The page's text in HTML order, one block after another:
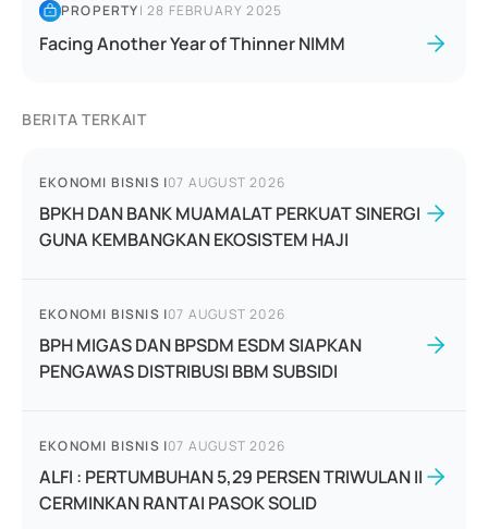
PROPERTY|28 FEBRUARY 2025
Facing Another Year of Thinner NIMM
BERITA TERKAIT
EKONOMI BISNIS |07 AUGUST 2026
BPKH DAN BANK MUAMALAT PERKUAT SINERGI
GUNA KEMBANGKAN EKOSISTEM HAJI
EKONOMI BISNIS |07 AUGUST 2026
BPH MIGAS DAN BPSDM ESDM SIAPKAN
PENGAWAS DISTRIBUSI BBM SUBSIDI
EKONOMI BISNIS |07 AUGUST 2026
ALFI : PERTUMBUHAN 5,29 PERSEN TRIWULAN II
CERMINKAN RANTAI PASOK SOLID